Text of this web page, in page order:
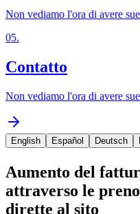
Non vediamo l'ora di avere
05.
Contatto
Non vediamo l'ora di avere
English Español Deutsch
Aumento del
attraverso le
dirette al sito